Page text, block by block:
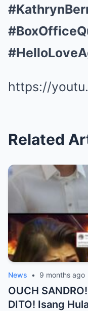
https://
Related
News • 9 months ago
OUCH
DITO! Isang